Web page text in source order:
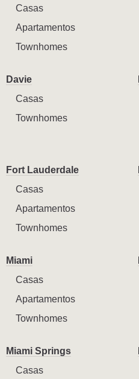
Casas
Apartamentos
Townhomes
Davie
Casas
Townhomes
Fort Lauderdale
Casas
Apartamentos
Townhomes
Miami
Casas
Apartamentos
Townhomes
Miami Springs
Casas